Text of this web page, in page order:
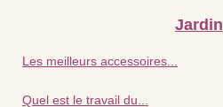
Jardin
Les meilleurs accessoires...
Quel est le travail du...